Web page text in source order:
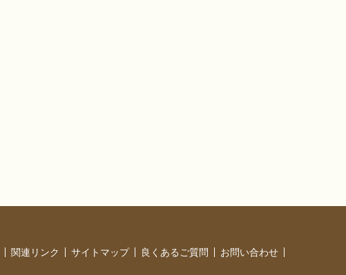
関連リンク サイトマップ 良くあるご質問 お問い合わせ